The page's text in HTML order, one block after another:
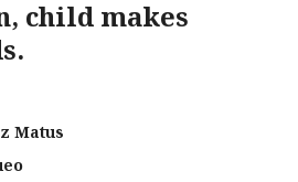
child makes
Matus